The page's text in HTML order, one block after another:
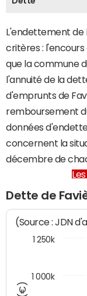
L'endettement de
critères :
que la commune
l'annuité de la
d'emprunts de
remboursement
données
concernent la
décembre de
Dette de
(Source : JDN
1 000k
1 250k